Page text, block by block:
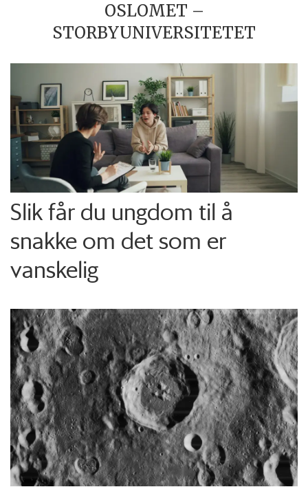
OSLOMET –
STORBYUNIVERSITETET
Slik får du ungdom til å
snakke om det som er
vanskelig